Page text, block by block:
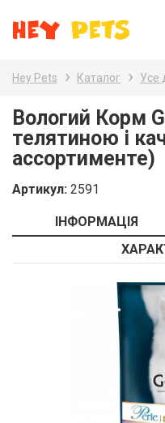
RU
UA
Каталог товарів
Вхід / Реєстрація
Обране (
Оплата і доставка
Hey Pets Каталог Усе
Вологий Корм
телятиною і
ассортименте)
Артикул: 2591
ІНФОРМАЦІЯ